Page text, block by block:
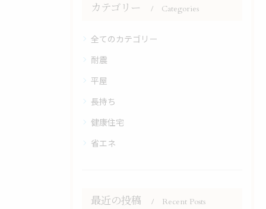
カテゴリー Categories
全てのカテゴリー
耐震
平屋
長持ち
健康住宅
省エネ
最近の投稿 Recent Posts